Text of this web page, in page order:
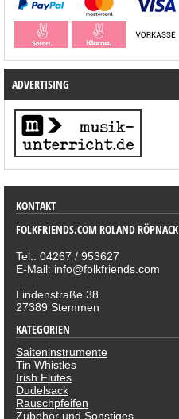
ADVERTISING
KONTAKT
FOLKFRIENDS.COM ROLAND RÖPNACK
Tel.: 04267 / 953627
E-Mail: info@folkfriends.com
Lindenstraße 38
27389 Stemmen
KATEGORIEN
Saiteninstrumente
Tin Whistles
Irish Flutes
Dudelsack
Rauschpfeifen
Zubehör und Sonstiges